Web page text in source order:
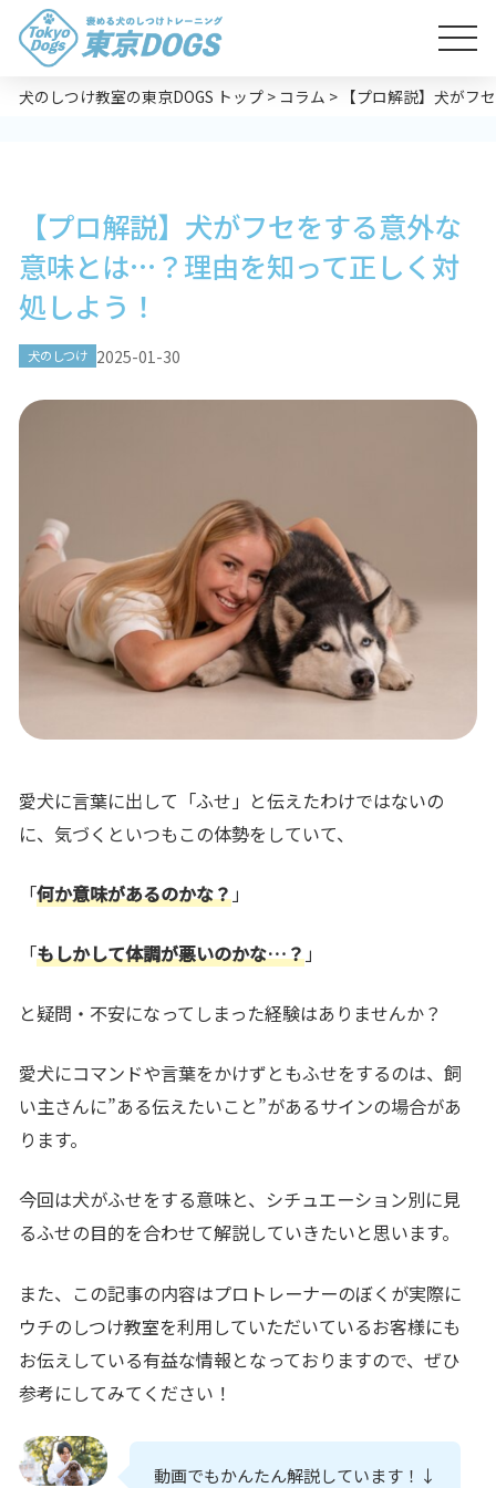
犬のしつけ教室の東京DOGS トップ > コラム > 【プロ解説】犬が
【プロ解説】犬がフセをする意外な
意味とは…？理由を知って正しく対
処しよう！
犬のしつけ 2025-01-30
愛犬に言葉に出して「ふせ」と伝えたわけではないの
に、気づくといつもこの体勢をしていて、
「何か意味があるのかな？」
「もしかして体調が悪いのかな…？」
と疑問・不安になってしまった経験はありませんか？
愛犬にコマンドや言葉をかけずともふせをするのは、飼
い主さんに”ある伝えたいこと”があるサインの場合があ
ります。
今回は犬がふせをする意味と、シチュエーション別に見
るふせの目的を合わせて解説していきたいと思います。
また、 この記事の内容はプロトレーナーのぼくが実際に
ウチのしつけ教室を利用していただいているお客様にも
お伝えしている有益な情報となっておりますので、ぜひ
参考にしてみてください！
動画でもかんたん解説しています！↓